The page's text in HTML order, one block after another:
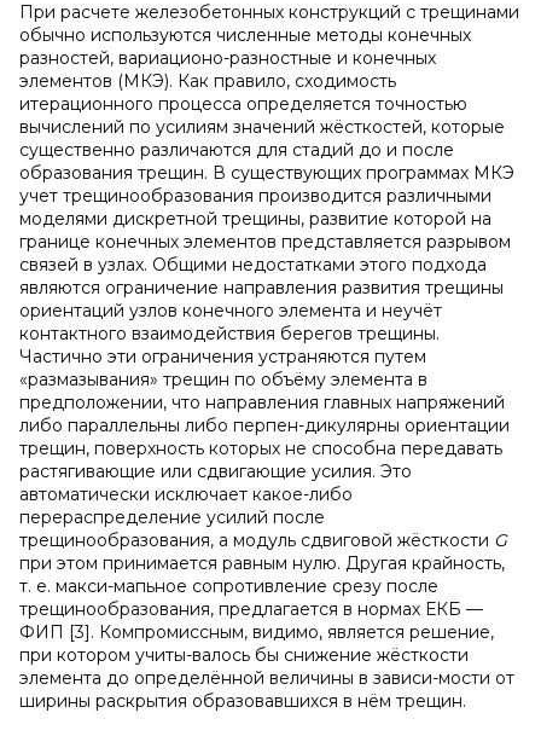
При расчете железобетонных конструкций с трещинами
обычно используются численные методы конечных
разностей, вариационо-разностные и конечных
элементов (МКЭ). Как правило, сходимость
итерационного процесса определяется точностью
вычислений по усилиям значений жёсткостей, которые
существенно различаются для стадий до и после
образования трещин. В существующих программах МКЭ
учет трещинообразования производится различными
моделями дискретной трещины, развитие которой на
границе конечных элементов представляется разрывом
связей в узлах. Общими недостатками этого подхода
являются ограничение направления развития трещины
ориентаций узлов конечного элемента и неучёт
контактного взаимодействия берегов трещины.
Частично эти ограничения устраняются путем
«размазывания» трещин по объёму элемента в
предположении, что направления главных напряжений
либо параллельны либо перпен-дикулярны ориентации
трещин, поверхность которых не способна передавать
растягивающие или сдвигающие усилия. Это
автоматически исключает какое-либо
перераспределение усилий после
трещинообразования, а модуль сдвиговой жёсткости G
при этом принимается равным нулю. Другая крайность,
т. е. макси-мапьное сопротивление срезу после
трещинообразования, предлагается в нормах ЕКБ —
ФИП [3]. Компромиссным, видимо, является решение,
при котором учиты-валось бы снижение жёсткости
элемента до определённой величины в зависи-мости от
ширины раскрытия образовавшихся в нём трещин.